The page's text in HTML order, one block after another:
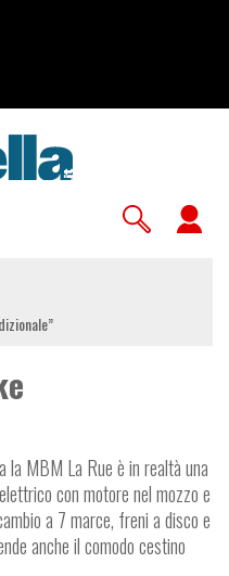
la MBM La Rue è in realtà una
con motore nel mozzo e
a 7 marce, freni a disco e
anche il comodo cestino